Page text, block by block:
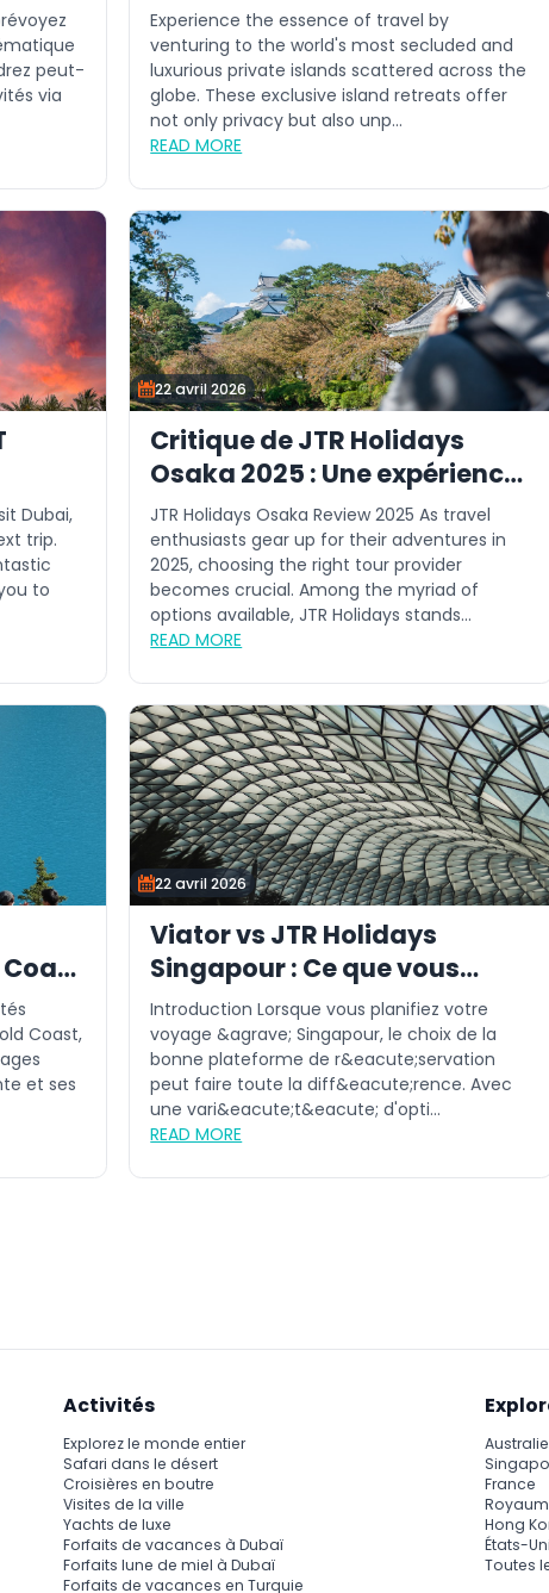
peut-
via
Experience the essence of travel by
venturing to the world's most secluded and
luxurious private islands scattered across the
globe. These exclusive island retreats offer
not only privacy but also unp...
READ MORE
Dubai,
trip.
to
22 avril 2026
Critique de JTR Holidays
Osaka 2025 : Une expérience
de voyage fiable
JTR Holidays Osaka Review 2025 As travel
enthusiasts gear up for their adventures in
2025, choosing the right tour provider
becomes crucial. Among the myriad of
options available, JTR Holidays stands...
READ MORE
Coast,
et ses
22 avril 2026
Viator vs JTR Holidays
Singapour : Ce que vous
devez savoir
Introduction Lorsque vous planifiez votre
voyage &agrave; Singapour, le choix de la
bonne plateforme de r&eacute;servation
peut faire toute la diff&eacute;rence. Avec
une vari&eacute;t&eacute; d'opti...
READ MORE
Activités
Explorez le monde entier
Safari dans le désert
Croisières en boutre
Visites de la ville
Yachts de luxe
Forfaits de vacances à Dubaï
Forfaits lune de miel à Dubaï
Forfaits de vacances en Turquie
Australie
France
Hong
États-
Toutes